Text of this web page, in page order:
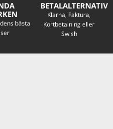
bästa
BETALALTERNATIV
Klarna, Faktura,
Kortbetalning eller
Swish